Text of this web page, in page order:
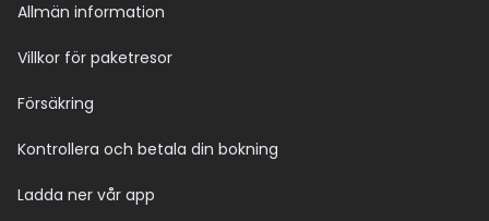
Allmän information
Villkor för paketresor
Försäkring
Kontrollera och betala din bokning
Ladda ner vår app